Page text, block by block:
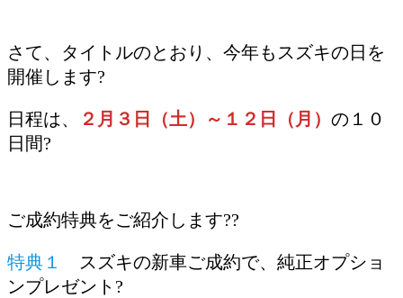
さて、タイトルのとおり、今年もスズキの日を
開催します?
日程は、 ２月３日（土）～１２日（月） の１０
日間?
ご成約特典をご紹介します??
特典１
スズキの新車ご成約で、純正オプショ
ンプレゼント?